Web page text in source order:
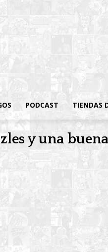
PODCAST TIENDAS
y una